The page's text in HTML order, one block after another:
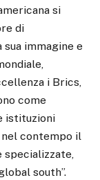
si
di
immagine e
i Brics,
come
istituzioni
nel contempo il
specializzate,
south”.